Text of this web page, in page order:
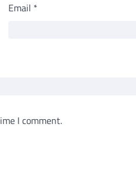
Email *
I comment.